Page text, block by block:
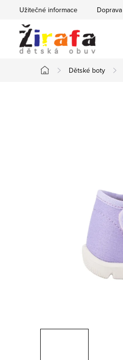
obsah
Užitečné informace
Domů
Dětské boty